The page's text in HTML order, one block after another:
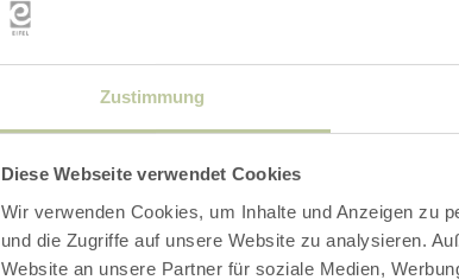
Zustimmung
Diese Webseite verwendet Cookies
Wir verwenden Cookies, um Inhalte und Anzeigen zu
und die Zugriffe auf unsere Website zu analysieren.
Website an unsere Partner für soziale Medien,